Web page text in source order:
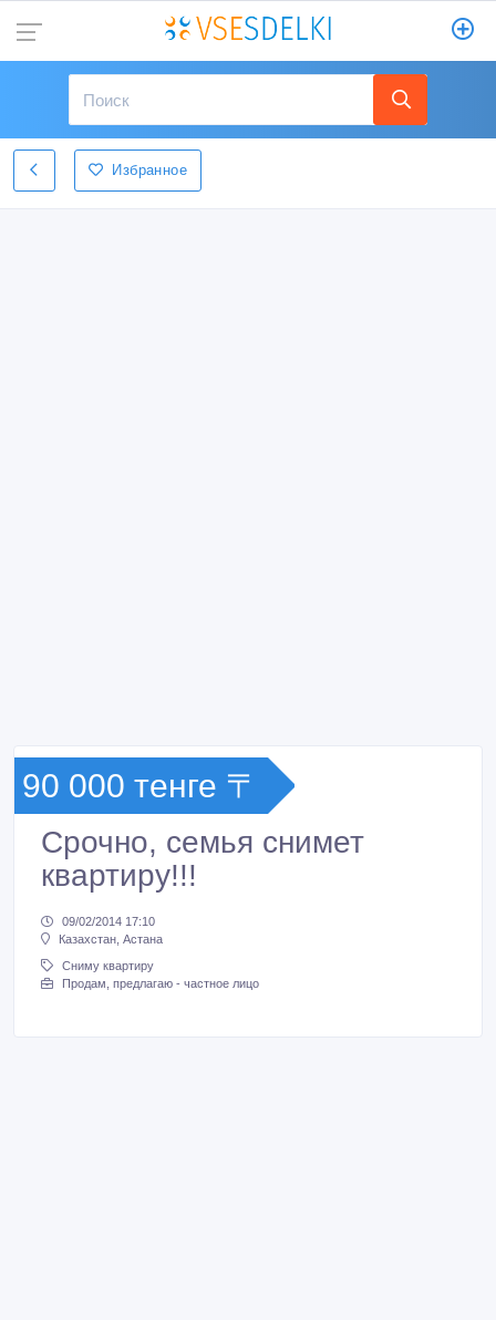
Избранное
90 000 тенге 〒
Срочно, семья снимет
квартиру!!!
09/02/2014 17:10
Казахстан, Астана
Сниму квартиру
Продам, предлагаю - частное лицо